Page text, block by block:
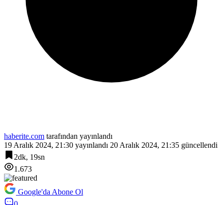
haberite.com tarafından yayınlandı
19 Aralık 2024, 21:30 yayınlandı 20 Aralık 2024, 21:35 güncellendi
2dk, 19sn
1.673
Google'da Abone Ol